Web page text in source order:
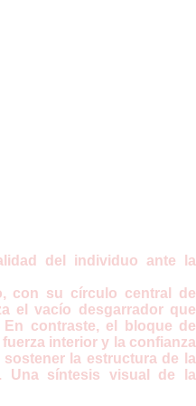
del individuo ante la
con su círculo central de
el vacío desgarrador que
contraste, el bloque de
interior y la confianza
la estructura de la
Una síntesis visual de la